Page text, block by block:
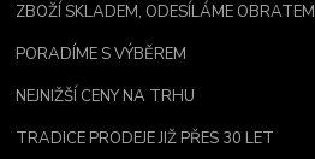
ZBOŽÍ SKLADEM, ODESÍLÁME OBRATEM
PORADÍME S VÝBĚREM
NEJNIŽŠÍ CENY NA TRHU
TRADICE PRODEJE JIŽ PŘES 30 LET